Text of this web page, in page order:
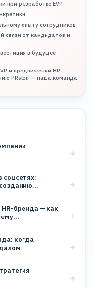
при разработке EVP
опыту сотрудников
связи от кандидатов и
в будущее
и продвижении HR-
PRslon — наша команда
соцсетях:
бренда — как
когда